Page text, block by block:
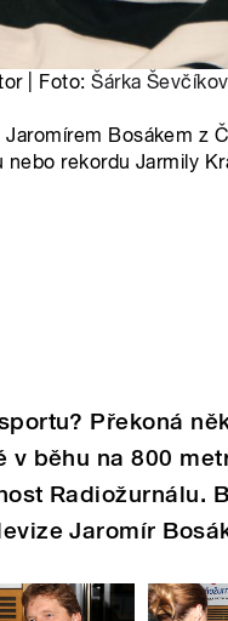
| Foto:Šárka
Bosákem z
rekordu Jarmily
Překoná
běhu na 800
Radiožurnálu.
Jaromír